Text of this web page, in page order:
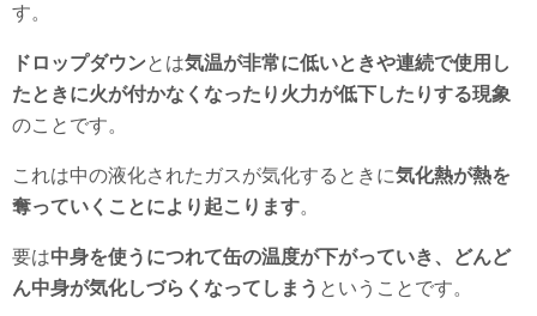
す。
ドロップダウンとは気温が非常に低いときや連続で使用し
たときに火が付かなくなったり火力が低下したりする現象
のことです。
これは中の液化されたガスが気化するときに気化熱が熱を
奪っていくことにより起こります。
要は中身を使うにつれて缶の温度が下がっていき、どんど
ん中身が気化しづらくなってしまう ということです。